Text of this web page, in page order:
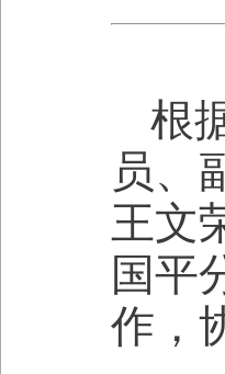
根
员、
王文
国平
作，